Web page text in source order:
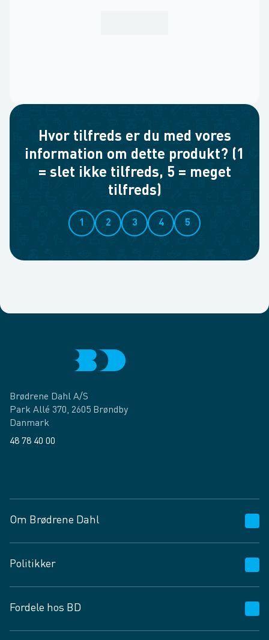
Hvor tilfreds er du med vores
information om dette produkt? (1
= slet ikke tilfreds, 5 = meget
tilfreds)
1 2 3 4 5
Brødrene Dahl A/S
Park Allé 370, 2605 Brøndby
Danmark
48 78 40 00
Om Brødrene Dahl
Vagttelefon 30 10 89 89
Spørgsmål og svar
Job og karriere
Fødevarekontrolrapport
Politikker
Privatlivspolitik
Cookies
Fordele hos BD